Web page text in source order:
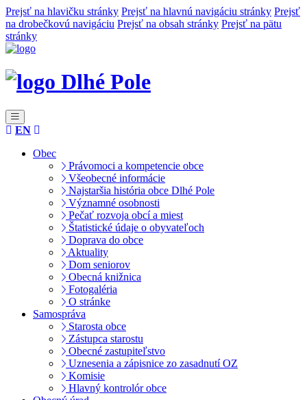
Prejsť na hlavičku stránky Prejsť na hlavnú navigáciu stránky Prejsť
na drobečkovú navigáciu Prejsť na obsah stránky Prejsť na pätu
stránky
Dlhé Pole
EN
Obec
Právomoci a kompetencie obce
Všeobecné informácie
Najstaršia história obce Dlhé Pole
Významné osobnosti
Pečať rozvoja obcí a miest
Štatistické údaje o obyvateľoch
Doprava do obce
Aktuality
Dom seniorov
Obecná knižnica
Fotogaléria
O stránke
Samospráva
Starosta obce
Zástupca starostu
Obecné zastupiteľstvo
Uznesenia a zápisnice zo zasadnutí OZ
Komisie
Hlavný kontrolór obce